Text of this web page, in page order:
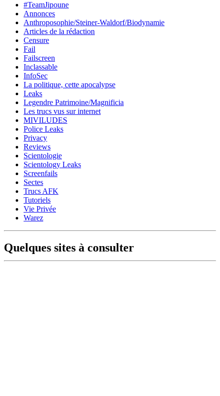
#TeamJipoune
Annonces
Anthroposophie/Steiner-Waldorf/Biodynamie
Articles de la rédaction
Censure
Fail
Failscreen
Inclassable
InfoSec
La politique, cette apocalypse
Leaks
Legendre Patrimoine/Magnificia
Les trucs vus sur internet
MIVILUDES
Police Leaks
Privacy
Reviews
Scientologie
Scientology Leaks
Screenfails
Sectes
Trucs AFK
Tutoriels
Vie Privée
Warez
Quelques sites à consulter